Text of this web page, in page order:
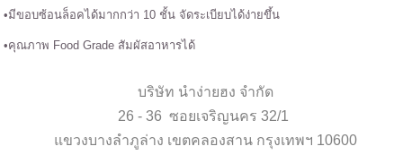
•มีขอบซ้อนล็อคได้มากกว่า 10 ชั้น จัดระเบียบได้ง่ายขึ้น
•คุณภาพ Food Grade สัมผัสอาหารได้
บริษัท นำง่ายฮง จำกัด
26 - 36 ซอยเจริญนคร 32/1
แขวงบางลำภูล่าง เขตคลองสาน กรุงเทพฯ 10600